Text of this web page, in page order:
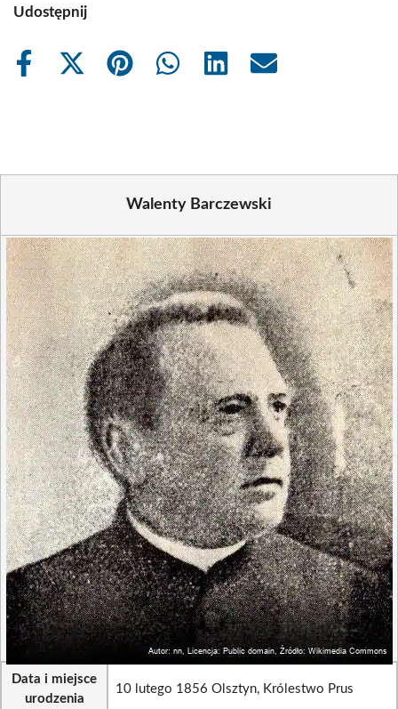
Udostępnij
Share
Share
Share
Share
Share
Share
Walenty Barczewski
Data i miejsce
urodzenia
10 lutego 1856 Olsztyn, Królestwo Prus